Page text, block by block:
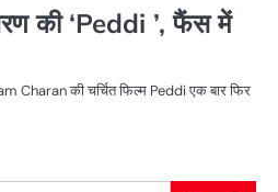
की ‘Peddi ’, फैंस में
Charan की चर्चित फिल्म Peddi एक बार फिर